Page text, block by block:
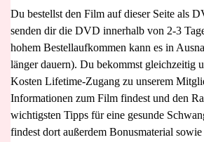
Du bestellst den Film auf dieser Seite als
senden dir die DVD innerhalb von 2-3
hohem Bestellaufkommen kann es in
länger dauern). Du bekommst gleichzeitig
Kosten Lifetime-Zugang zu unserem
Informationen zum Film findest und den
wichtigsten Tipps für eine gesunde
findest dort außerdem Bonusmaterial